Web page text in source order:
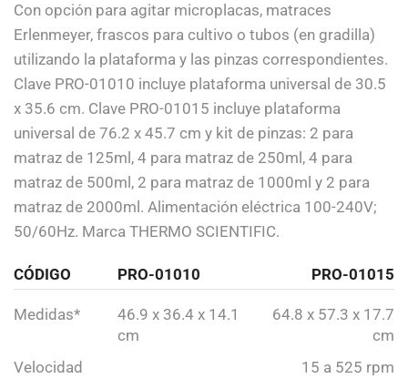
Con opción para agitar microplacas, matraces
Erlenmeyer, frascos para cultivo o tubos (en gradilla)
utilizando la plataforma y las pinzas correspondientes.
Clave PRO-01010 incluye plataforma universal de 30.5
x 35.6 cm. Clave PRO-01015 incluye plataforma
universal de 76.2 x 45.7 cm y kit de pinzas: 2 para
matraz de 125ml, 4 para matraz de 250ml, 4 para
matraz de 500ml, 2 para matraz de 1000ml y 2 para
matraz de 2000ml. Alimentación eléctrica 100-240V;
50/60Hz. Marca THERMO SCIENTIFIC.
CÓDIGO PRO-01010 PRO-01015
Medidas*
46.9 x 36.4 x 14.1
cm
64.8 x 57.3 x 17.7
cm
Velocidad
15 a 525 rpm